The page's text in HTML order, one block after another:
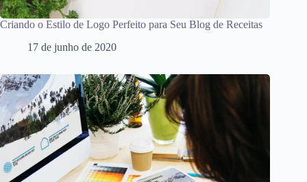
Criando o Estilo de Logo Perfeito para Seu Blog de Receitas
17 de junho de 2020